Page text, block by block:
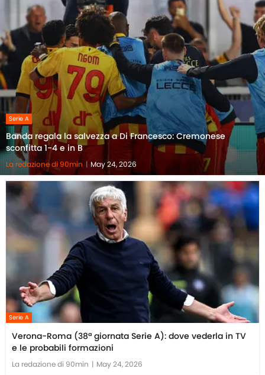
Serie A
Verona-Roma (38ª giornata Serie A): dove vederla in TV
e le probabili formazioni
La redazione di 90min | May 24, 2026
Serie A
Banda regala la salvezza a Di Francesco: Cremonese
sconfitta 1-4 e in B
La redazione di 90min | May 24, 2026